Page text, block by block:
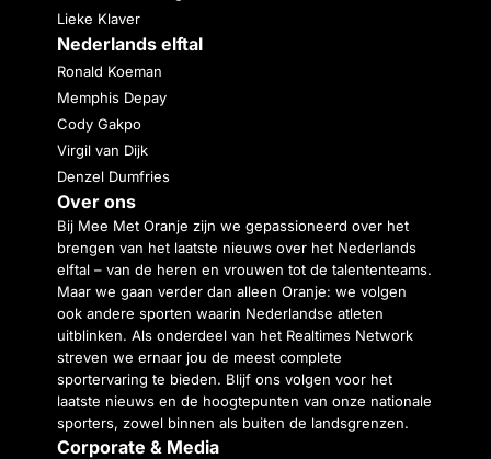
Lieke Klaver
Nederlands elftal
Ronald Koeman
Memphis Depay
Cody Gakpo
Virgil van Dijk
Denzel Dumfries
Over ons
Bij Mee Met Oranje zijn we gepassioneerd over het
brengen van het laatste nieuws over het Nederlands
elftal – van de heren en vrouwen tot de talententeams.
Maar we gaan verder dan alleen Oranje: we volgen
ook andere sporten waarin Nederlandse atleten
uitblinken. Als onderdeel van het Realtimes Network
streven we ernaar jou de meest complete
sportervaring te bieden. Blijf ons volgen voor het
laatste nieuws en de hoogtepunten van onze nationale
sporters, zowel binnen als buiten de landsgrenzen.
Corporate & Media